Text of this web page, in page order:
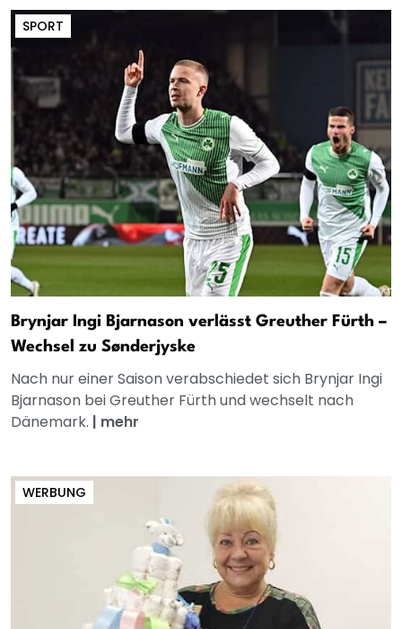
SPORT
Brynjar Ingi Bjarnason verlässt Greuther Fürth –
Wechsel zu Sønderjyske
Nach nur einer Saison verabschiedet sich Brynjar Ingi
Bjarnason bei Greuther Fürth und wechselt nach
Dänemark. | mehr
WERBUNG